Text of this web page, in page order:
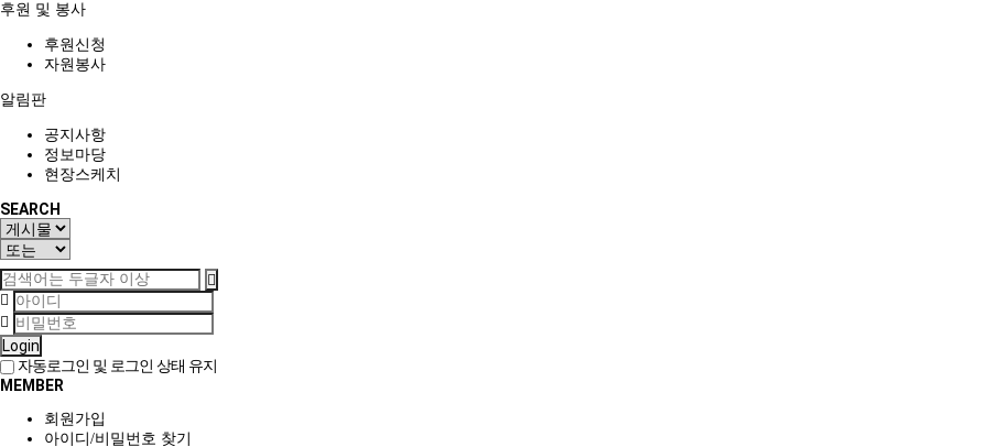
후원 및 봉사
후원신청
자원봉사
알림판
공지사항
정보마당
현장스케치
SEARCH
Login
자동로그인 및 로그인 상태 유지
MEMBER
회원가입
아이디/비밀번호 찾기